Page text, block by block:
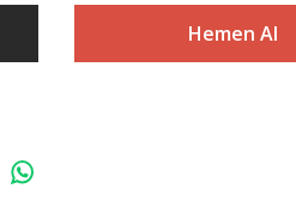
Hemen Al